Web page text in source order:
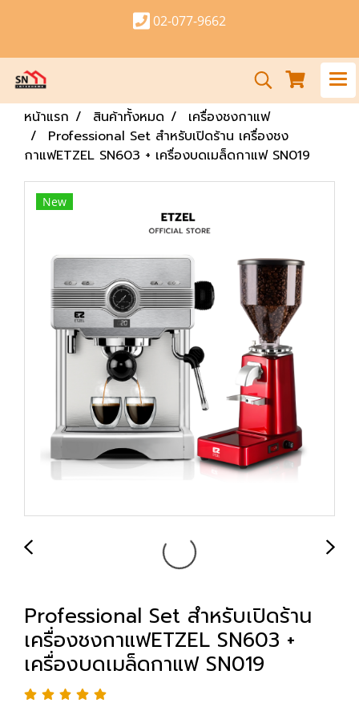
02-077-9662
หน้าแรก สินค้าทั้งหมด
เครื่องชงกาแฟ
Professional Set สำหรับเปิดร้าน เครื่องชง
กาแฟETZEL SN603 + เครื่องบดเมล็ดกาแฟ SN019
New
Professional Set สำหรับเปิดร้าน
เครื่องชงกาแฟETZEL SN603 +
เครื่องบดเมล็ดกาแฟ SN019